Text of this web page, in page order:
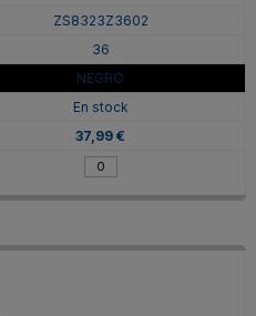
ZS8323Z3602
36
NEGRO
En stock
37,99 €